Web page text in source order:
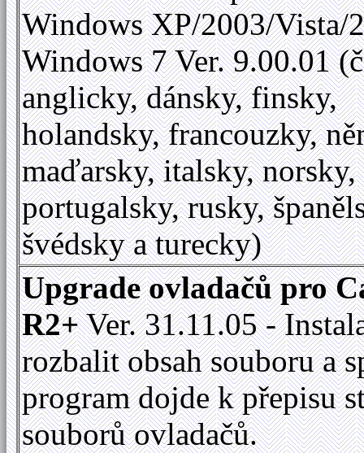
Windows XP/2003/Vista/
Windows 7 Ver. 9.00.01
anglicky, dánsky, finsky,
holandsky, francouzky,
maďarsky, italsky,
portugalsky, rusky,
švédsky a turecky)
Upgrade ovladačů pro
R2+Ver. 31.11.05 -
rozbalit obsah souboru a
program dojde k přepisu
souborů ovladačů.